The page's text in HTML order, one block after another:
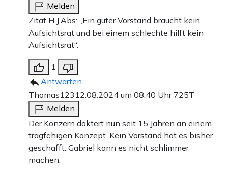
Melden
Zitat H.J.Abs: „Ein guter Vorstand braucht kein
Aufsichtsrat und bei einem schlechte hilft kein
Aufsichtsrat“.
1
Antworten
Thomas123 12.08.2024 um 08:40 Uhr 725T
Melden
Der Konzern doktert nun seit 15 Jahren an einem
tragfähigen Konzept. Kein Vorstand hat es bisher
geschafft. Gabriel kann es nicht schlimmer
machen.